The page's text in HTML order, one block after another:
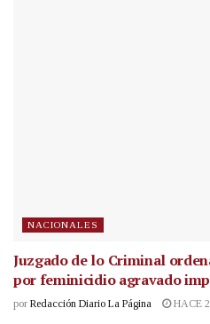
NACIONALES
Juzgado de lo Criminal
por feminicidio agravado
por Redacción Diario La Página HACE